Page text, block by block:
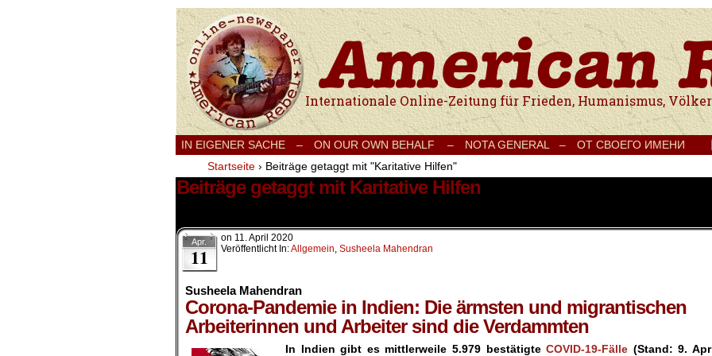
Internationale Onlinezeitung für Frieden, Humanismus, Völkerverständigung und
IN EIGENER SACHE – ON OUR OWN BEHALF – NOTA GENERAL – ОТ СВОЕГО ИМЕНИ
Startseite › Beiträge getaggt mit "Karitative Hilfen"
Beiträge getaggt mit Karitative Hilfen
Apr.
11
on 11. April 2020
Veröffentlicht In:Allgemein, Susheela Mahendran
Susheela Mahendran
Corona-Pandemie in Indien: Die ärmsten und migrantischen
Arbeiterinnen und Arbeiter sind die Verdammten
In Indien gibt es mittlerweile 5.979 bestätigteCOVID-19-Fälle (Stand: 9.